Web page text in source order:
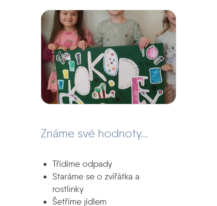
Známe své hodnoty...
Třídíme odpady
Staráme se o zvířátka a
rostlinky
Šetříme jídlem